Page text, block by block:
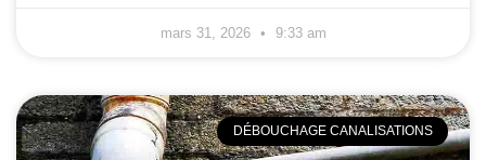
mars 31, 2026 9:33 am
DÉBOUCHAGE CANALISATIONS